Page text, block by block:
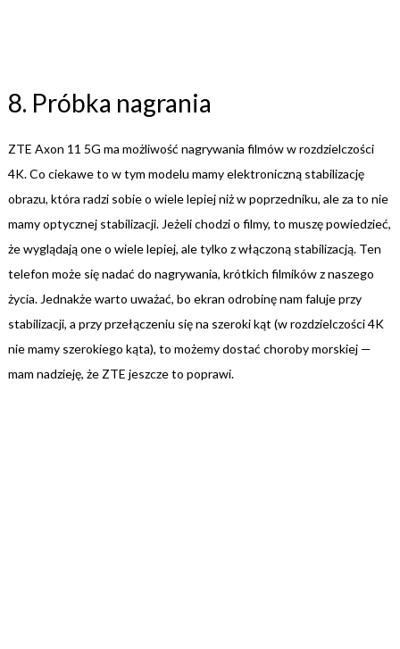
8. Próbka nagrania
ZTE Axon 11 5G ma możliwość nagrywania filmów w rozdzielczości
4K. Co ciekawe to w tym modelu mamy elektroniczną stabilizację
obrazu, która radzi sobie o wiele lepiej niż w poprzedniku, ale za to nie
mamy optycznej stabilizacji. Jeżeli chodzi o filmy, to muszę powiedzieć,
że wyglądają one o wiele lepiej, ale tylko z włączoną stabilizacją. Ten
telefon może się nadać do nagrywania, krótkich filmików z naszego
życia. Jednakże warto uważać, bo ekran odrobinę nam faluje przy
stabilizacji, a przy przełączeniu się na szeroki kąt (w rozdzielczości 4K
nie mamy szerokiego kąta), to możemy dostać choroby morskiej —
mam nadzieję, że ZTE jeszcze to poprawi.